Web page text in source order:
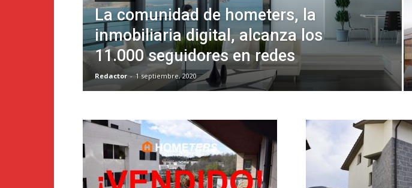
La comunidad de hometers, la
inmobiliaria digital, alcanza los
11.000 seguidores en redes
Redactor - 1 septiembre, 2020